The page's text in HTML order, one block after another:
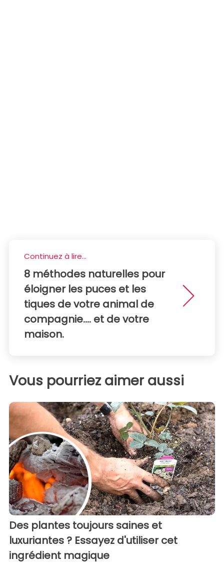
Continuez à lire...
8 méthodes naturelles pour
éloigner les puces et les
tiques de votre animal de
compagnie.... et de votre
maison.
Vous pourriez aimer aussi
Des plantes toujours saines et
luxuriantes ? Essayez d'utiliser cet
ingrédient magique